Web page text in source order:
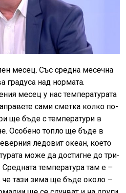
месец. Със средна месечна
градуса над нормата.
месец у нас температурата
сами сметка колко по-
ще бъде с температури в
Особено топло ще бъде в
ледовит океан, което
може да достигне до три-
температура там е –
че тази зима ще бъде около –